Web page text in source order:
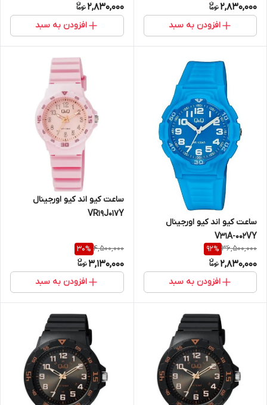
2,830,000
افزودن به سبد
2,830,000
افزودن به سبد
ساعت کیو اند کیو اورجینال
V31A-002VY
36,500,000
92%
2,830,000
افزودن به سبد
ساعت کیو اند کیو اورجینال
VR19J017Y
4,500,000
30%
3,130,000
افزودن به سبد